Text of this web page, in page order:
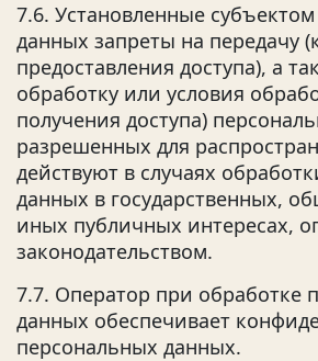
7.6. Установленные
данных запреты на передачу
предоставления доступа), а
обработку или условия
получения доступа)
разрешенных для
действуют в случаях
данных в государственных,
иных публичных интересах,
законодательством.
7.7. Оператор при обработке
данных обеспечивает
персональных данных.